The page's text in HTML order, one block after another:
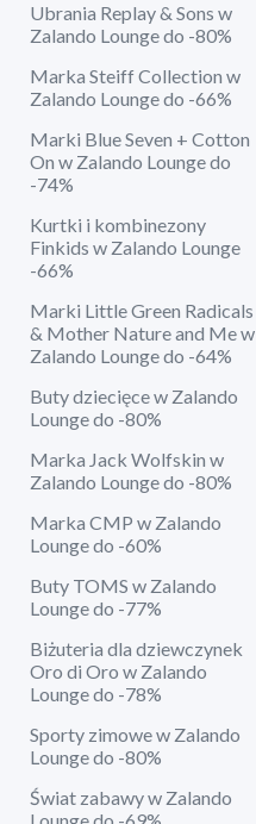
Ubrania Replay & Sons w
Zalando Lounge do -80%
Marka Steiff Collection w
Zalando Lounge do -66%
Marki Blue Seven + Cotton
On w Zalando Lounge do
-74%
Kurtki i kombinezony
Finkids w Zalando Lounge
-66%
Marki Little Green Radicals
& Mother Nature and Me w
Zalando Lounge do -64%
Buty dziecięce w Zalando
Lounge do -80%
Marka Jack Wolfskin w
Zalando Lounge do -80%
Marka CMP w Zalando
Lounge do -60%
Buty TOMS w Zalando
Lounge do -77%
Biżuteria dla dziewczynek
Oro di Oro w Zalando
Lounge do -78%
Sporty zimowe w Zalando
Lounge do -80%
Świat zabawy w Zalando